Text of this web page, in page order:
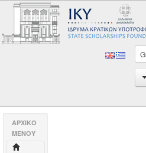
AΡΧΙΚΟ
ΜΕΝΟΥ